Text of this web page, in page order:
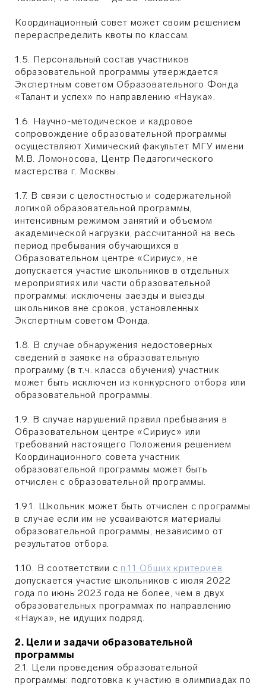
Координационный совет может своим решением
перераспределить квоты по классам.
1.5. Персональный состав участников
образовательной программы утверждается
Экспертным советом Образовательного Фонда
«Талант и успех» по направлению «Наука».
1.6. Научно-методическое и кадровое
сопровождение образовательной программы
осуществляют Химический факультет МГУ имени
М.В. Ломоносова, Центр Педагогического
мастерства г. Москвы.
1.7. В связи с целостностью и содержательной
логикой образовательной программы,
интенсивным режимом занятий и объемом
академической нагрузки, рассчитанной на весь
период пребывания обучающихся в
Образовательном центре «Сириус», не
допускается участие школьников в отдельных
мероприятиях или части образовательной
программы: исключены заезды и выезды
школьников вне сроков, установленных
Экспертным советом Фонда.
1.8. В случае обнаружения недостоверных
сведений в заявке на образовательную
программу (в т.ч. класса обучения) участник
может быть исключен из конкурсного отбора или
образовательной программы.
1.9. В случае нарушений правил пребывания в
Образовательном центре «Сириус» или
требований настоящего Положения решением
Координационного совета участник
образовательной программы может быть
отчислен с образовательной программы.
1.9.1. Школьник может быть отчислен с программы
в случае если им не усваиваются материалы
образовательной программы, независимо от
результатов отбора.
1.10. В соответствии с п.11 Общих критериев
допускается участие школьников с июля 2022
года по июнь 2023 года не более, чем в двух
образовательных программах по направлению
«Наука», не идущих подряд.
2. Цели и задачи образовательной
программы
2.1. Цели проведения образовательной
программы: подготовка к участию в олимпиадах по